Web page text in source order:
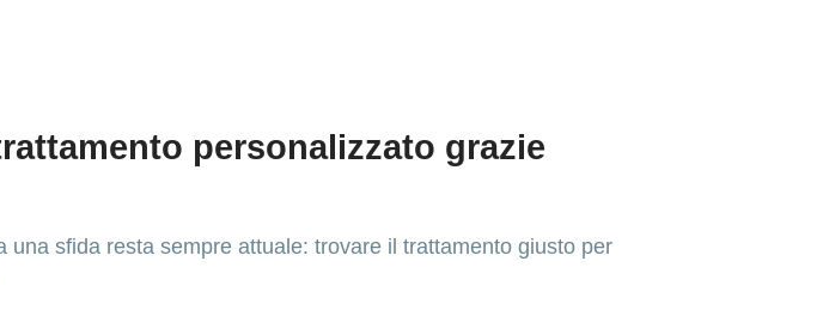
personalizzato grazie
sfida resta sempre attuale: trovare il trattamento giusto per